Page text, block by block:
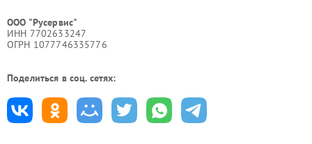
ООО "Русервис"
ИНН 7702633247
ОГРН 1077746335776
Поделиться в соц. сетях: